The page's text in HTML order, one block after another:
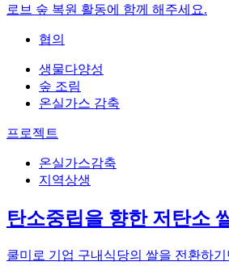
로브 숲 복원 활동에 함께 해주세요.
협의
생물다양성
숲 조림
온실가스 감축
프로젝트
온실가스감축
지역상생
탄소중립을 향한 저탄소
쿨미로 기업 구내식당의 쌀을 전환하